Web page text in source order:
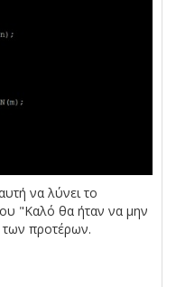
να λύνει το
"Καλό θα ήταν να μην
των προτέρων.